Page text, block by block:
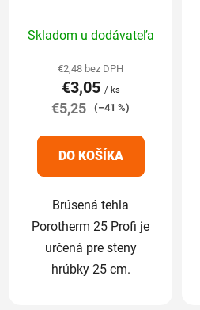
hodnotenie
produktu
je
5,0
5
hviezdičiek.
Skladom u dodávateľa
€2,48 bez DPH
€3,05 / ks
€5,25 (–41 %)
DO KOŠÍKA
Brúsená tehla
Porotherm 25 Profi je
určená pre steny
hrúbky 25 cm.